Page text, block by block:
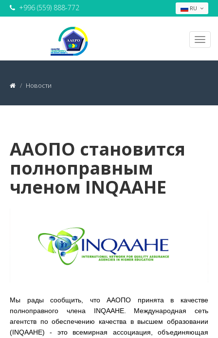
RU
+996 (559) 888-772
Новости
ААОПО становится
полноправным
членом INQAAHE
Мы рады сообщить, что ААОПО принята в качестве
полноправного члена INQAAHE. Международная сеть
агентств по обеспечению качества в высшем образовании
(INQAAHE) - это всемирная ассоциация, объединяющая